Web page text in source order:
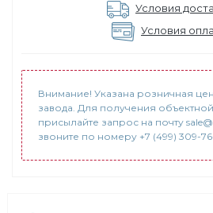
Условия
Условия
Внимание! Указана розничная
завода. Для получения
присылайте запрос на почту
звоните по номеру +7 (499) 309-